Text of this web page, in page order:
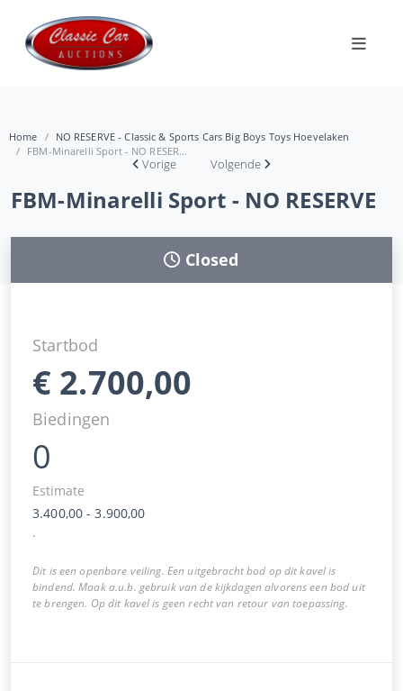
Home
NO RESERVE - Classic & Sports Cars Big Boys Toys Hoevelaken
FBM-Minarelli Sport - NO RESER...
Vorige Volgende
FBM-Minarelli Sport - NO RESERVE
Closed
Startbod
€ 2.700,00
Biedingen
0
Estimate
3.400,00 -3.900,00
.
Dit is een openbare veiling. Een uitgebracht bod op dit kavel is
bindend. Maak a.u.b. gebruik van de kijkdagen alvorens een bod uit
te brengen. Op dit kavel is geen recht van retour van toepassing.